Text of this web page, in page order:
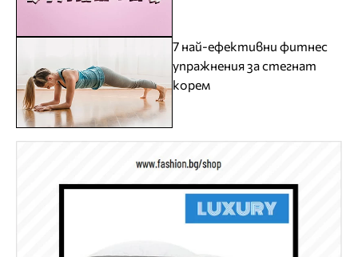
7 най-ефективни фитнес
упражнения за стегнат
корем